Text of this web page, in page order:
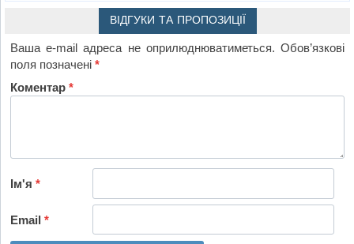
ВІДГУКИ ТА ПРОПОЗИЦІЇ
Ваша e-mail адреса не оприлюднюватиметься. Обов’язкові
поля позначені*
Коментар*
Ім'я*
Email*